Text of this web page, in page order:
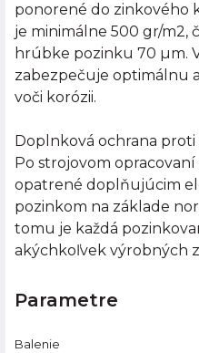
ponorené do zinkového
je minimálne 500 gr/m2,
hrúbke pozinku 70 µm.
zabezpečuje optimálnu
voči korózii.
Doplnková ochrana proti
Po strojovom
opatrené doplňujúcim
pozinkom na základe
tomu je každá
akýchkoľvek výrobných
Parametre
Balenie